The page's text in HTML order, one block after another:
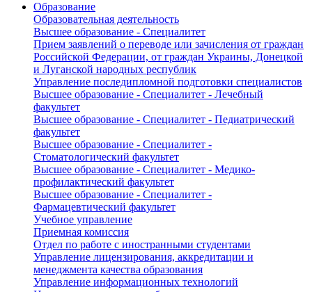
Образование
Образовательная деятельность
Высшее образование - Специалитет
Прием заявлений о переводе или зачисления от граждан
Российской Федерации, от граждан Украины, Донецкой
и Луганской народных республик
Управление последипломной подготовки специалистов
Высшее образование - Специалитет - Лечебный
факультет
Высшее образование - Специалитет - Педиатрический
факультет
Высшее образование - Специалитет -
Стоматологический факультет
Высшее образование - Специалитет - Медико-
профилактический факультет
Высшее образование - Специалитет -
Фармацевтический факультет
Учебное управление
Приемная комиссия
Отдел по работе с иностранными студентами
Управление лицензирования, аккредитации и
менеджмента качества образования
Управление информационных технологий